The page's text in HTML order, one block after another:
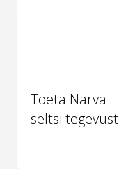
Toeta Narva
seltsi tegevust